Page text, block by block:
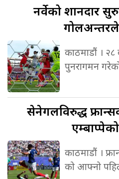
नर्वेकोशानदार
काठमाडौं ।
पुनरागमन
सेनेगलविरुद्ध
काठमाडौं ।
को आफ्नो